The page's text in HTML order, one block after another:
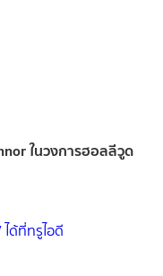
ในวงการฮอลลีวูด